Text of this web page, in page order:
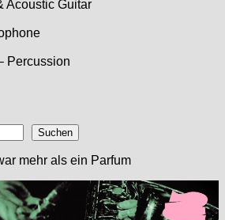
Acoustic Guitar
Percussion
Suchen
mehr als ein Parfum